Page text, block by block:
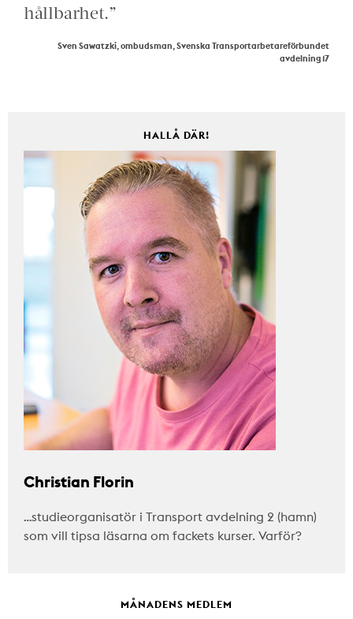
hållbarhet.”
Sven Sawatzki, ombudsman, Svenska Transportarbetareförbundet
avdelning 17
HALLÅ DÄR!
Christian Florin
…studieorganisatör i Transport avdelning 2 (hamn)
som vill tipsa läsarna om fackets kurser. Varför?
MÅNADENS MEDLEM